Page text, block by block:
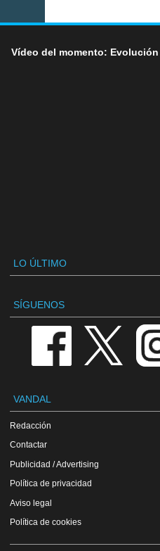
Vídeo del momento: Evolución
LO ÚLTIMO
SÍGUENOS
VANDAL
Redacción
Contactar
Publicidad / Advertising
Política de privacidad
Aviso legal
Política de cookies